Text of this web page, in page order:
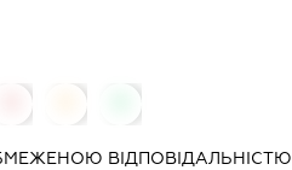
ВІДПОВІДАЛЬНІСТЮ